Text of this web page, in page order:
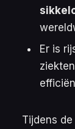
Er is
Tijdens